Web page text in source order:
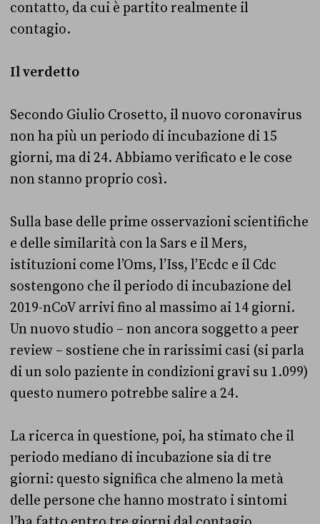
contatto, da cui è partito realmente il
contagio.
Il verdetto
Secondo Giulio Crosetto, il nuovo coronavirus
non ha più un periodo di incubazione di 15
giorni, ma di 24. Abbiamo verificato e le cose
non stanno proprio così.
Sulla base delle prime osservazioni scientifiche
e delle similarità con la Sars e il Mers,
istituzioni come l’Oms, l’Iss, l’Ecdc e il Cdc
sostengono che il periodo di incubazione del
2019-nCoV arrivi fino al massimo ai 14 giorni.
Un nuovo studio – non ancora soggetto a peer
review – sostiene che in rarissimi casi (si parla
di un solo paziente in condizioni gravi su 1.099)
questo numero potrebbe salire a 24.
La ricerca in questione, poi, ha stimato che il
periodo mediano di incubazione sia di tre
giorni: questo significa che almeno la metà
delle persone che hanno mostrato i sintomi